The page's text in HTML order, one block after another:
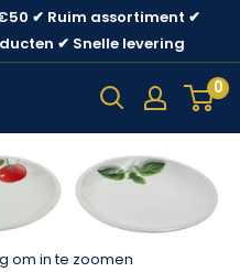
✔ Ruim assortiment ✔
✔ Snelle levering
0
om in te zoomen